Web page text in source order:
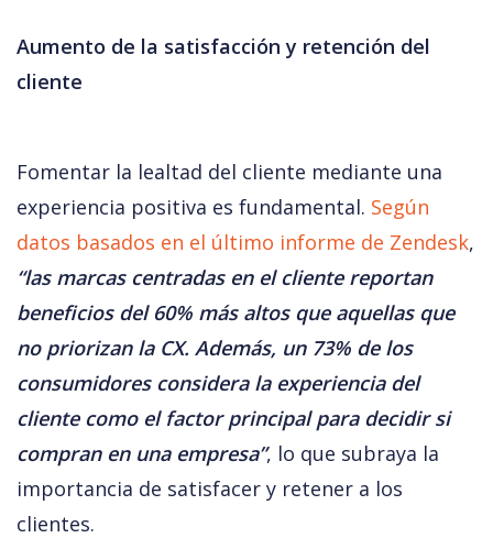
Aumento de la satisfacción y retención del
cliente
Fomentar la lealtad del cliente mediante una
experiencia positiva es fundamental. Según
datos basados en el último informe de Zendesk
“las marcas centradas en el cliente reportan
beneficios del 60% más altos que aquellas que
no priorizan la CX​​. Además, un 73% de los
consumidores considera la experiencia del
cliente como el factor principal para decidir si
compran en una empresa”, lo que subraya la
importancia de satisfacer y retener a los
clientes​​.